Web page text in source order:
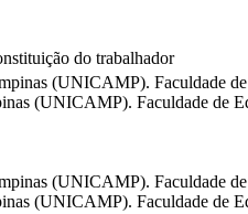
do trabalhador
(UNICAMP). Faculdade
(UNICAMP). Faculdade de
(UNICAMP). Faculdade
(UNICAMP). Faculdade de